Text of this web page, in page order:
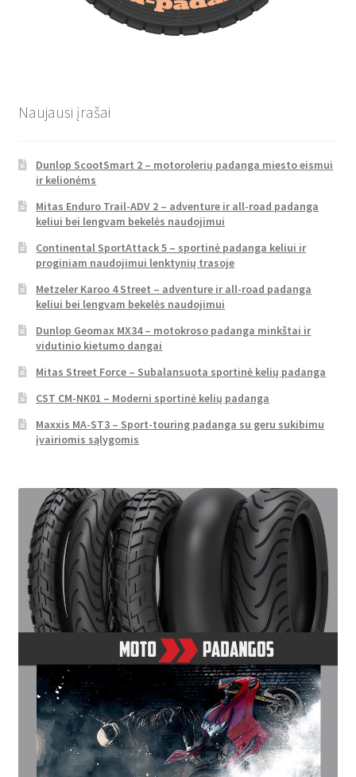
Naujausi įrašai
Dunlop ScootSmart 2 – motorolerių padanga miesto eismui
ir kelionėms
Mitas Enduro Trail-ADV 2 – adventure ir all-road padanga
keliui bei lengvam bekelės naudojimui
Continental SportAttack 5 – sportinė padanga keliui ir
proginiam naudojimui lenktynių trasoje
Metzeler Karoo 4 Street – adventure ir all-road padanga
keliui bei lengvam bekelės naudojimui
Dunlop Geomax MX34 – motokroso padanga minkštai ir
vidutinio kietumo dangai
Mitas Street Force – Subalansuota sportinė kelių padanga
CST CM-NK01 – Moderni sportinė kelių padanga
Maxxis MA-ST3 – Sport-touring padanga su geru sukibimu
įvairiomis sąlygomis